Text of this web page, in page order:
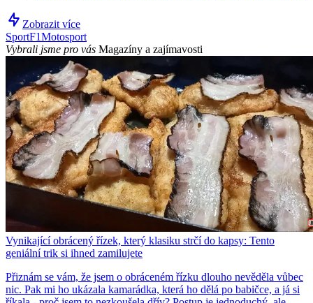
Zobrazit více
SportF1Motosport
Vybrali jsme pro vás Magazíny a zajímavosti
Vynikající obrácený řízek, který klasiku strčí do kapsy: Tento
geniální trik si ihned zamilujete
Přiznám se vám, že jsem o obráceném řízku dlouho nevěděla vůbec
nic. Pak mi ho ukázala kamarádka, která ho dělá po babičce, a já si